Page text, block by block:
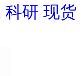
科研 现货